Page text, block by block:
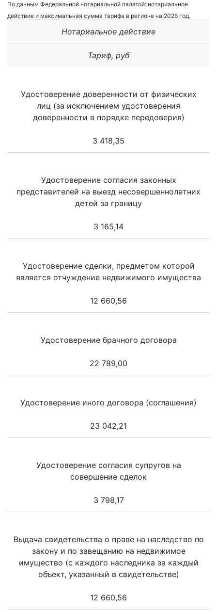
По данным Федеральной нотариальной палатой: нотариальное
действие и максимальная сумма тарифа в регионе на 2026 год.
Нотариальное действие
Тариф, руб
Удостоверение доверенности от физических
лиц (за исключением удостоверения
доверенности в порядке передоверия)
3 418,35
Удостоверение согласия законных
представителей на выезд несовершеннолетних
детей за границу
3 165,14
Удостоверение сделки, предметом которой
является отчуждение недвижимого имущества
12 660,56
Удостоверение брачного договора
22 789,00
Удостоверение иного договора (соглашения)
23 042,21
Удостоверение согласия супругов на
совершение сделок
3 798,17
Выдача свидетельства о праве на наследство по
закону и по завещанию на недвижимое
имущество (с каждого наследника за каждый
объект, указанный в свидетельстве)
12 660,56